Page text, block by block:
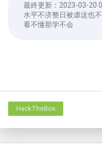
最終更新： 2023-03-20
水平不济整日被虐这也
看不懂那学不会
HackTheBox